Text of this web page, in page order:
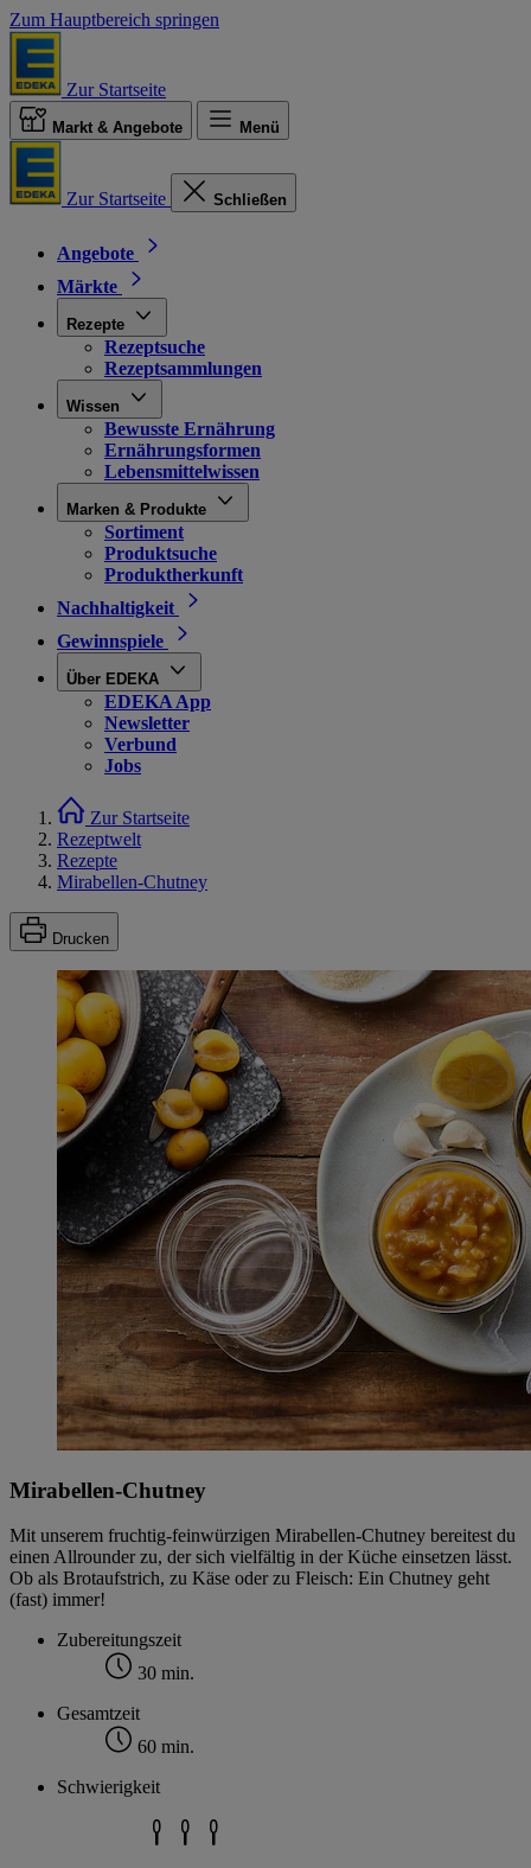
Zum Hauptbereich springen
Zur Startseite
Markt & Angebote Menü
Zur Startseite Schließen
Angebote
Märkte
Rezepte
Rezeptsuche
Rezeptsammlungen
Wissen
Bewusste Ernährung
Ernährungsformen
Lebensmittelwissen
Marken & Produkte
Sortiment
Produktsuche
Produktherkunft
Nachhaltigkeit
Gewinnspiele
Über EDEKA
EDEKA App
Newsletter
Verbund
Jobs
Zur Startseite
Rezeptwelt
Rezepte
Mirabellen-Chutney
Drucken
Mirabellen-Chutney
Mit unserem fruchtig-feinwürzigen Mirabellen-Chutney bereitest du
einen Allrounder zu, der sich vielfältig in der Küche einsetzen lässt.
Ob als Brotaufstrich, zu Käse oder zu Fleisch: Ein Chutney geht
(fast) immer!
Zubereitungszeit
30 min.
Gesamtzeit
60 min.
Schwierigkeit